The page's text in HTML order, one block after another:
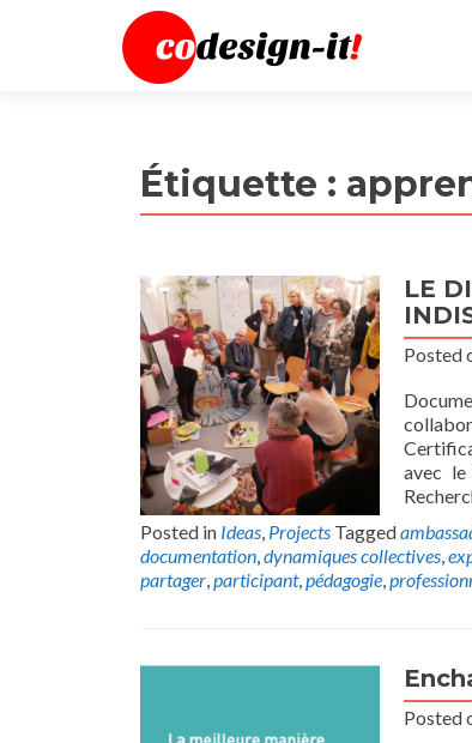
Étiquette :
LE
Posted
avec
Posted in Ideas, Projects Tagged
documentation,dynamiques collectives,
partager,participant,pédagogie,
Posted